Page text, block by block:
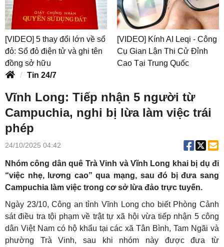
[VIDEO] 5 thay đổi lớn về sổ
đỏ: Sổ đỏ điện tử và ghi tên
đồng sở hữu
[VIDEO] Kính AI Leqi - Công
Cụ Gian Lận Thi Cử Đỉnh
Cao Tại Trung Quốc
Tin 24/7
Vĩnh Long: Tiếp nhận 5 người từ
Campuchia, nghi bị lừa làm việc trái
phép
24/10/2025 04:42
Nhóm công dân quê Trà Vinh và Vĩnh Long khai bị dụ đi
“việc nhẹ, lương cao” qua mạng, sau đó bị đưa sang
Campuchia làm việc trong cơ sở lừa đảo trực tuyến.
Ngày 23/10, Công an tỉnh Vĩnh Long cho biết Phòng Cảnh
sát điều tra tội phạm về trật tự xã hội vừa tiếp nhận 5 công
dân Việt Nam có hộ khẩu tại các xã Tân Bình, Tam Ngãi và
phường Trà Vinh, sau khi nhóm này được đưa từ